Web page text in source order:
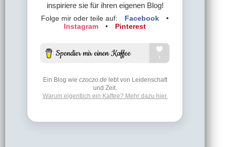
inspiriere sie für ihren eigenen Blog!
Folge mir oder teile auf: Facebook
•
Instagram
• Pinterest
Ein Blog wie czoczo.delebt von Leidenschaft
und Zeit.
Warum eigentlich ein Kaffee? Mehr dazu hier.